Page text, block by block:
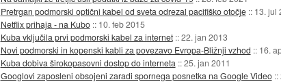
Pretrgan podmorski optični kabel od sveta odrezal pacifiško otočje :: 13. jul
Netflix prihaja - na Kubo :: 10. feb 2015
Kuba vključila prvi podmorski kabel za internet ::22. jan 2013
Novi podmorski in kopenski kabli za povezavo Evropa-Bližnji vzhod :: 16.
Kuba dobiva širokopasovni dostop do interneta ::25. jan 2011
Googlovi zaposleni obsojeni zaradi spornega posnetka na Google Video ::